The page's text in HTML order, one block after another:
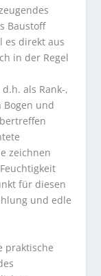
Baustoff
es direkt aus
in der Regel
als Rank-,
Bogen und
zeichnen
für diesen
und edle
praktische